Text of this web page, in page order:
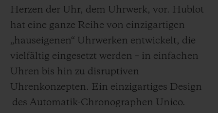
Herzen der Uhr, dem Uhrwerk, vor. Hublot
hat eine ganze Reihe von einzigartigen
„hauseigenen“ Uhrwerken entwickelt, die
vielfältig eingesetzt werden – in einfachen
Uhren bis hin zu disruptiven
Uhrenkonzepten. Ein einzigartiges Design
des Automatik-Chronographen Unico.